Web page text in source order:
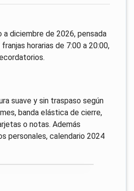
diciembre de 2026, pensada
horarias de 7:00 a 20:00,
suave y sin traspaso según
banda elástica de cierre,
o notas. Además
personales, calendario 2024